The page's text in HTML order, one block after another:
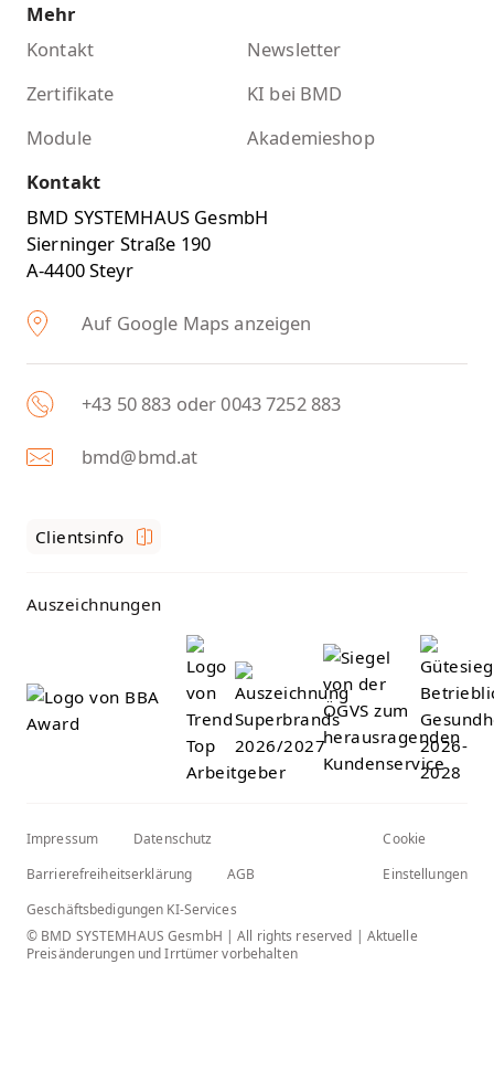
Mehr
Kontakt
Newsletter
Zertifikate
KI bei BMD
Module
Akademieshop
Kontakt
BMD SYSTEMHAUS GesmbH
Sierninger Straße 190
A-4400 Steyr
Auf Google Maps anzeigen
+43 50 883 oder 0043 7252 883
bmd@bmd.at
Clientsinfo
Auszeichnungen
Impressum
Datenschutz
Barrierefreiheitserklärung
AGB
Geschäftsbedigungen KI-Services
Cookie
Einstellungen
© BMD SYSTEMHAUS GesmbH | All rights reserved | Aktuelle
Preisänderungen und Irrtümer vorbehalten